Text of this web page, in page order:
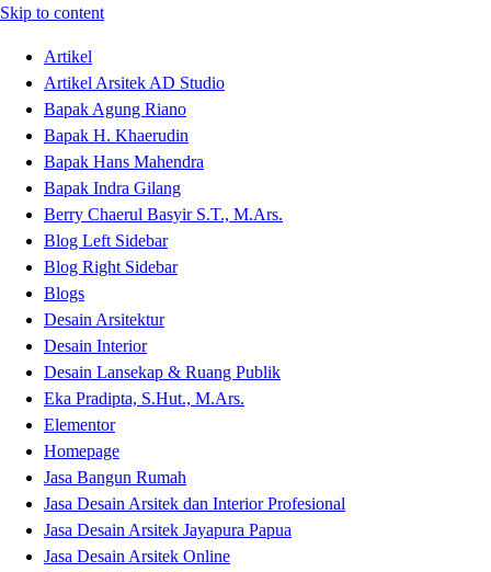
Skip to content
Artikel
Artikel Arsitek AD Studio
Bapak Agung Riano
Bapak H. Khaerudin
Bapak Hans Mahendra
Bapak Indra Gilang
Berry Chaerul Basyir S.T., M.Ars.
Blog Left Sidebar
Blog Right Sidebar
Blogs
Desain Arsitektur
Desain Interior
Desain Lansekap & Ruang Publik
Eka Pradipta, S.Hut., M.Ars.
Elementor
Homepage
Jasa Bangun Rumah
Jasa Desain Arsitek dan Interior Profesional
Jasa Desain Arsitek Jayapura Papua
Jasa Desain Arsitek Online